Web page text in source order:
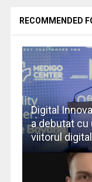
RECOMMENDED
Digital
a debutat cu
viitorul